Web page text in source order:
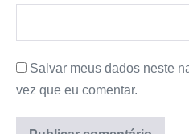
Salvar meus dados neste
vez que eu comentar.